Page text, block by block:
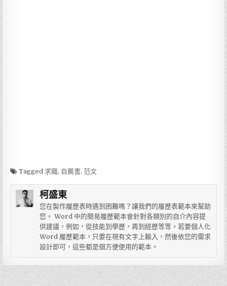
Tagged 求職, 自薦書,范文
柯盛東
您在製作履歷表時遇到困難嗎？讓我們的履歷表範本來幫助
您。 Word 中的簡易履歷範本會針對各類別的自介內容提
供建議，例如，從技能到學歷，再到經歷等等。若要個人化
Word 履歷範本，只要在現有文字上輸入，然後依您的需求
設計即可，這些都是個方便使用的範本。